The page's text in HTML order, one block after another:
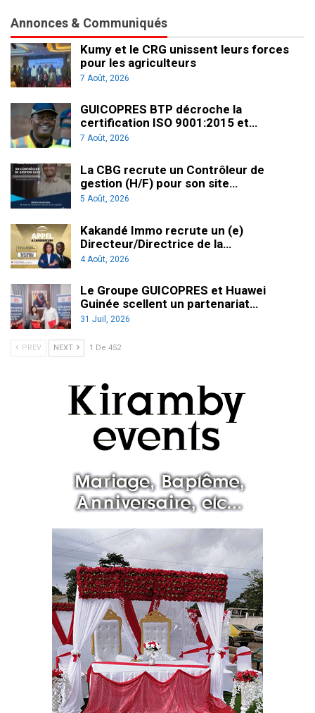
Annonces & Communiqués
Kumy et le CRG unissent leurs forces
pour les agriculteurs
7 Août, 2026
GUICOPRES BTP décroche la
certification ISO 9001:2015 et…
7 Août, 2026
La CBG recrute un Contrôleur de
gestion (H/F) pour son site…
5 Août, 2026
Kakandé Immo recrute un (e)
Directeur/Directrice de la…
4 Août, 2026
Le Groupe GUICOPRES et Huawei
Guinée scellent un partenariat…
31 Juil, 2026
PREV NEXT 1 De 452